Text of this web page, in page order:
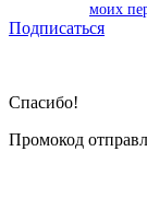
моих
Подписаться
Спасибо!
Промокод